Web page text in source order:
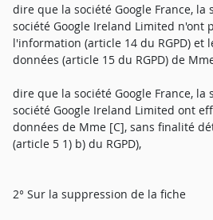
dire que la société Google France, la
société Google Ireland Limited n'ont
l'information (article 14 du RGPD) et
données (article 15 du RGPD) de
dire que la société Google France, la
société Google Ireland Limited ont
données de Mme [C], sans finalité
(article 5 1) b) du RGPD),
2° Sur la suppression de la fiche